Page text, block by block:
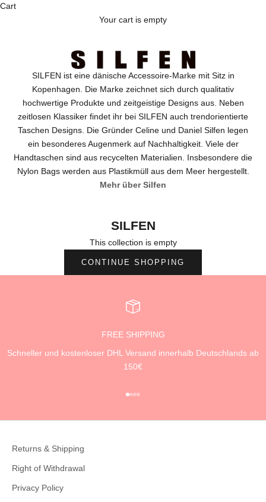
Cart
Your cart is empty
SILFEN ist eine dänische Accessoire-Marke mit Sitz in
Kopenhagen. Die Marke zeichnet sich durch qualitativ
hochwertige Produkte und zeitgeistige Designs aus. Neben
zeitlosen Klassiker findet ihr bei SILFEN auch trendorientierte
Taschen Designs. Die Gründer Celine und Daniel Silfen legen
ein besonderes Augenmerk auf Nachhaltigkeit. Viele der
Handtaschen sind aus recycelten Materialien. Insbesondere die
Nylon Bags werden aus Plastikmüll aus dem Meer hergestellt.
Mehr über Silfen
SILFEN
This collection is empty
CONTINUE SHOPPING
FREE SHIPPING
Schneller und kostenloser DHL Versand innerhalb Deutschlands ab
150€
Go to item 1
Go to item 2
Go to item 3
Go to item 4
Returns & Shipping
Right of Withdrawal
Privacy Policy